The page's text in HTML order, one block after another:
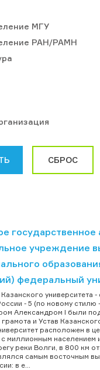
МГУ
РАН/РАМН
государственное
учреждение
федеральный
университета
- 5 (по новому стилю
Александром I были
и Устав
расположен в
миллионным населением
реки Волги, в 800 км
самым восточным
в е...